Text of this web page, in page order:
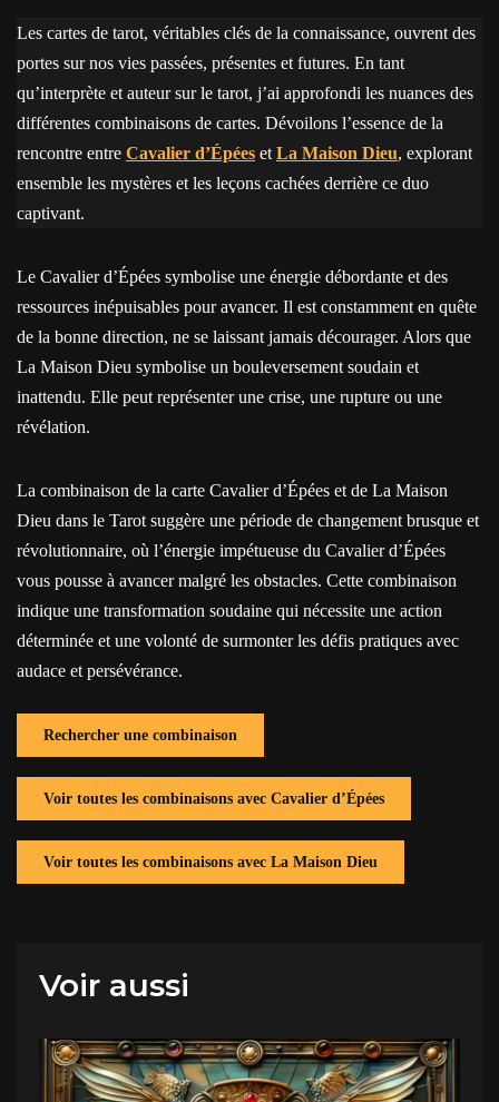
Les cartes de tarot, véritables clés de la connaissance, ouvrent des
portes sur nos vies passées, présentes et futures. En tant
qu’interprète et auteur sur le tarot, j’ai approfondi les nuances des
différentes combinaisons de cartes. Dévoilons l’essence de la
rencontre entre Cavalier d’Épées et La Maison Dieu, explorant
ensemble les mystères et les leçons cachées derrière ce duo
captivant.
Le Cavalier d’Épées symbolise une énergie débordante et des
ressources inépuisables pour avancer. Il est constamment en quête
de la bonne direction, ne se laissant jamais décourager. Alors que
La Maison Dieu symbolise un bouleversement soudain et
inattendu. Elle peut représenter une crise, une rupture ou une
révélation.
La combinaison de la carte Cavalier d’Épées et de La Maison
Dieu dans le Tarot suggère une période de changement brusque et
révolutionnaire, où l’énergie impétueuse du Cavalier d’Épées
vous pousse à avancer malgré les obstacles. Cette combinaison
indique une transformation soudaine qui nécessite une action
déterminée et une volonté de surmonter les défis pratiques avec
audace et persévérance.
Rechercher une combinaison
Voir toutes les combinaisons avec Cavalier d’Épées
Voir toutes les combinaisons avec La Maison Dieu
Voir aussi